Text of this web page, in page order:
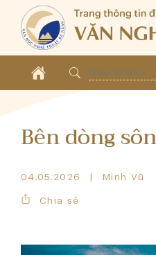
Bên dòng
04.05.2026 Minh Vũ
Chia sẻ